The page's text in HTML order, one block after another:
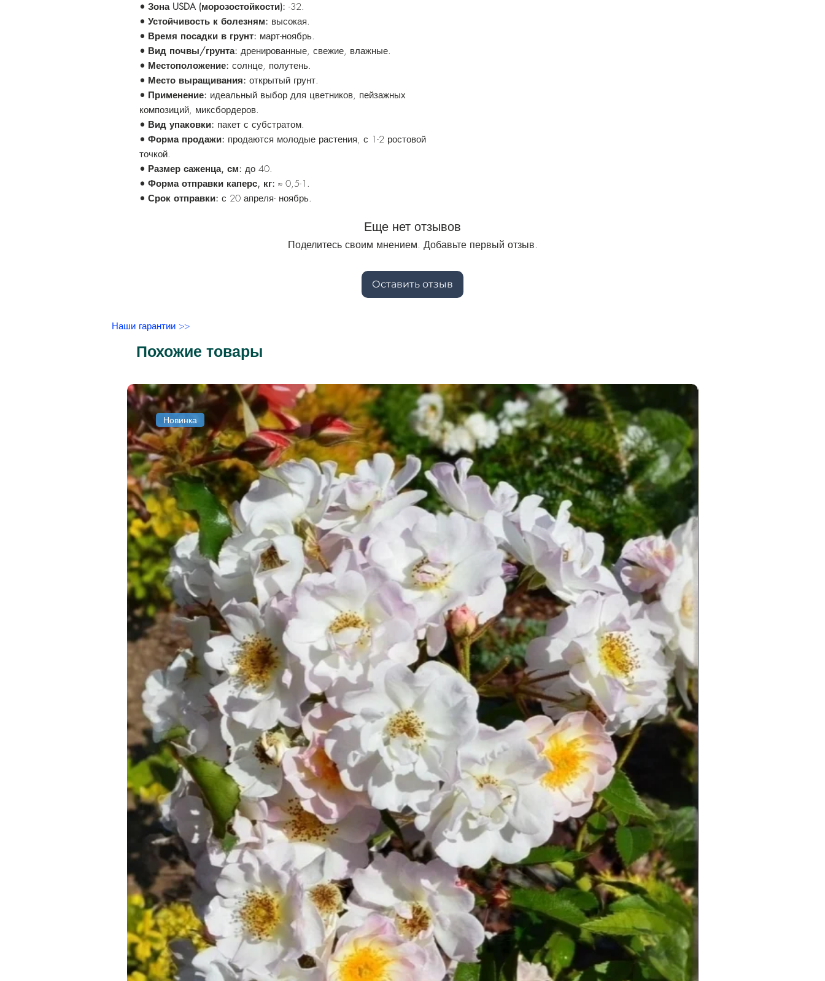
• Зона USDA (морозостойкости): -32.
• Устойчивость к болезням: высокая.
• Время посадки в грунт: март-ноябрь.
• Вид почвы/грунта: дренированные, свежие, влажные.
• Местоположение: солнце, полутень.
• Место выращивания: открытый грунт.
• Применение: идеальный выбор для цветников, пейзажных
композиций, миксбордеров.
• Вид упаковки: пакет с субстратом.
• Форма продажи: продаются молодые растения, с 1-2 ростовой
точкой.
• Размер саженца, см: до 40.
• Форма отправки каперс, кг: ≈ 0,5-1.
• Срок отправки: с 20 апреля- ноябрь.
Еще нет отзывов
Поделитесь своим мнением. Добавьте первый отзыв.
Оставить отзыв
Наши гарантии >>
Похожие товары
Новинка